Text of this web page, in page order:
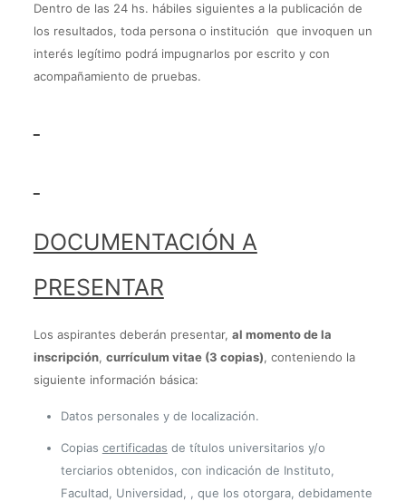
Dentro de las 24 hs. hábiles siguientes a la publicación de
los resultados, toda persona o institución que invoquen un
interés legítimo podrá impugnarlos por escrito y con
acompañamiento de pruebas.
DOCUMENTACIÓN A
PRESENTAR
Los aspirantes deberán presentar, al momento de la
inscripción, currículum vitae (3 copias), conteniendo la
siguiente información básica:
Datos personales y de localización.
Copias certificadas de títulos universitarios y/o
terciarios obtenidos, con indicación de Instituto,
Facultad, Universidad, , que los otorgara, debidamente